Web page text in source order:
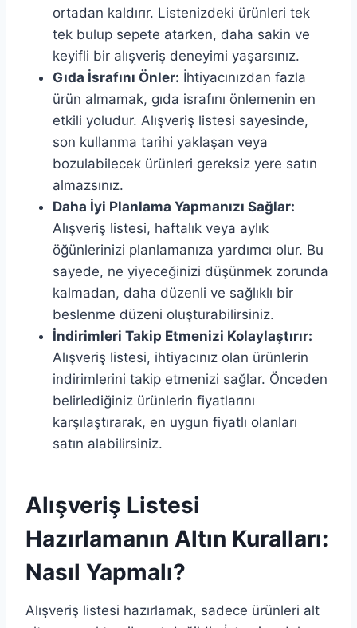
ortadan kaldırır. Listenizdeki ürünleri tek
tek bulup sepete atarken, daha sakin ve
keyifli bir alışveriş deneyimi yaşarsınız.
Gıda İsrafını Önler: İhtiyacınızdan fazla
ürün almamak, gıda israfını önlemenin en
etkili yoludur. Alışveriş listesi sayesinde,
son kullanma tarihi yaklaşan veya
bozulabilecek ürünleri gereksiz yere satın
almazsınız.
Daha İyi Planlama Yapmanızı Sağlar:
Alışveriş listesi, haftalık veya aylık
öğünlerinizi planlamanıza yardımcı olur. Bu
sayede, ne yiyeceğinizi düşünmek zorunda
kalmadan, daha düzenli ve sağlıklı bir
beslenme düzeni oluşturabilirsiniz.
İndirimleri Takip Etmenizi Kolaylaştırır:
Alışveriş listesi, ihtiyacınız olan ürünlerin
indirimlerini takip etmenizi sağlar. Önceden
belirlediğiniz ürünlerin fiyatlarını
karşılaştırarak, en uygun fiyatlı olanları
satın alabilirsiniz.
Alışveriş Listesi
Hazırlamanın Altın Kuralları:
Nasıl Yapmalı?
Alışveriş listesi hazırlamak, sadece ürünleri alt